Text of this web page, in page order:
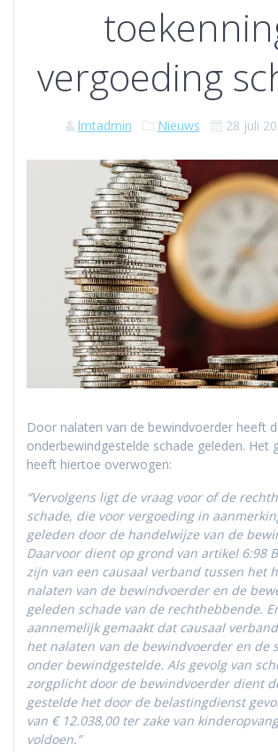
vergoeding
lmtadmin Nieuws 28 juli
Door nalaten van de bewindvoerder heeft
onderbewindgestelde schade geleden. Het
heeft hiertoe overwogen:
“Vervolgens ligt de vraag voor of de
schade, die voor vergoeding in
geleden door de handelwijze van de
Daarvoor dient op grond van artikel 6:98
zijn van een causaal verband tussen het
nalaten van de bewindvoerder en de
geleden schade van de rechthebbende.
aannemelijk gemaakt dat causaal
het nalaten van de bewindvoerder en de
onder bewindgestelde. Als gevolg van
zorgplicht door de bewindvoerder dient
gestelde het door de belastingdienst
van € 12.038,00 ter zake van
voldoen.”